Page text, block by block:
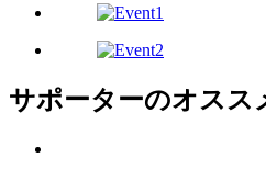
サポーターのオスス